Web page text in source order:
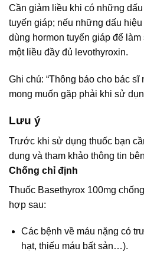
Cần giảm liều khi có những
tuyến giáp; nếu những dấu
dùng hormon tuyến giáp để
một liều đầy đủ levothyroxin.
Ghi chú: “Thông báo cho bác
mong muốn gặp phải khi sử
Lưu ý
Trước khi sử dụng thuốc bạn
dụng và tham khảo thông tin
Chống chỉ định
Thuốc Basethyrox 100mg
hợp sau:
Các bệnh về máu nặng có
hạt, thiếu máu bất sản…).